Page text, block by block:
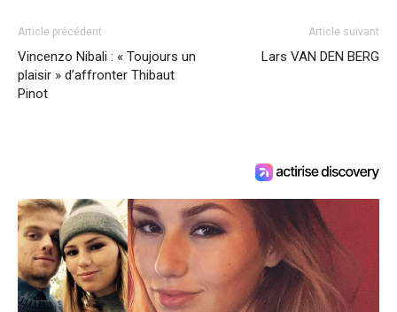
Article précédent
Vincenzo Nibali : « Toujours un
plaisir » d’affronter Thibaut
Pinot
Article suivant
Lars VAN DEN BERG